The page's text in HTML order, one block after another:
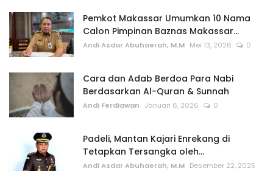
Pemkot Makassar Umumkan 10 Nama
Calon Pimpinan Baznas Makassar...
Andi Asdar Abuhaerah, M.M Mei 13, 2026 0
Cara dan Adab Berdoa Para Nabi
Berdasarkan Al-Quran & Sunnah
Andi Ferdiawan Januari 6, 2026 0
Padeli, Mantan Kajari Enrekang di
Tetapkan Tersangka oleh...
Andi Asdar Abuhaerah, M.M Desember 22, 2025